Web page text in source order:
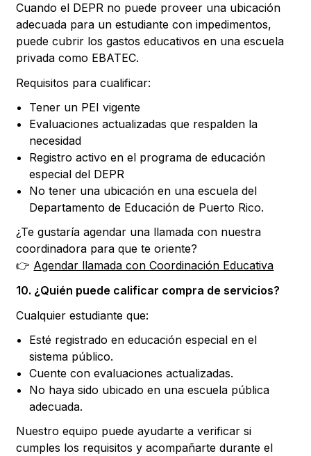
Cuando el DEPR no puede proveer una ubicación
adecuada para un estudiante con impedimentos,
puede cubrir los gastos educativos en una escuela
privada como EBATEC.
Requisitos para cualificar:
Tener un PEI vigente
Evaluaciones actualizadas que respalden la
necesidad
Registro activo en el programa de educación
especial del DEPR
No tener una ubicación en una escuela del
Departamento de Educación de Puerto Rico.
¿Te gustaría agendar una llamada con nuestra
coordinadora para que te oriente?
👉 Agendar llamada con Coordinación Educativa
10. ¿Quién puede calificar compra de servicios?
Cualquier estudiante que:
Esté registrado en educación especial en el
sistema público.
Cuente con evaluaciones actualizadas.
No haya sido ubicado en una escuela pública
adecuada.
Nuestro equipo puede ayudarte a verificar si
cumples los requisitos y acompañarte durante el